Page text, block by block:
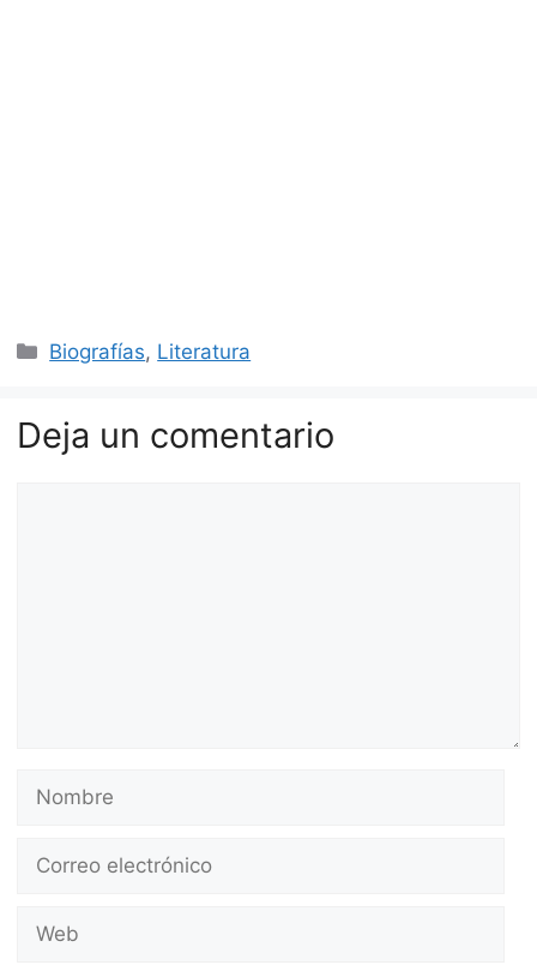
Categorías
Biografías, Literatura
Deja un comentario
electrónico